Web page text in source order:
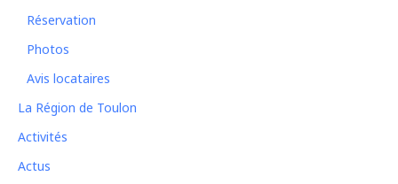
Réservation
Photos
Avis locataires
La Région de Toulon
Activités
Actus